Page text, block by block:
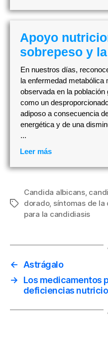
Apoyo
sobrepeso y
En nuestros días,
la enfermedad metabólica
observada en la
como un
adiposo a consecuencia
energética y de una
...
Leer más
Etiquetas
Candida albicans,
dorado, síntomas de la
para la candidiasis
← Astrágalo
→
Los medicamentos
deficiencias